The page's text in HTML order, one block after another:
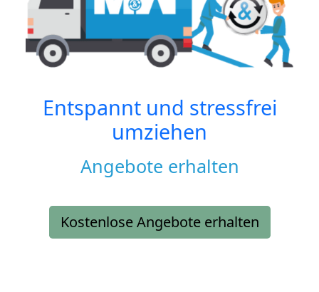
Entspannt und stressfrei
umziehen
Angebote erhalten
Kostenlose Angebote erhalten